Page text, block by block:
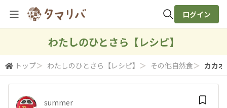
検索
ログイン
わたしのひとさら【レシピ】
トップ＞ わたしのひとさら【レシピ】 ＞ その他自然食＞ カカ
summer